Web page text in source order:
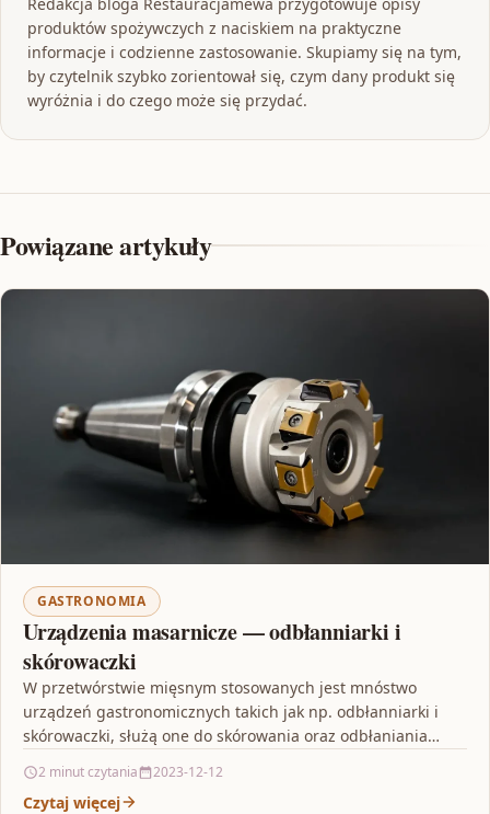
produktów spożywczych z naciskiem na praktyczne
informacje i codzienne zastosowanie. Skupiamy się na tym,
by czytelnik szybko zorientował się, czym dany produkt się
wyróżnia i do czego może się przydać.
Powiązane artykuły
GASTRONOMIA
Urządzenia masarnicze — odbłanniarki i
skórowaczki
W przetwórstwie mięsnym stosowanych jest mnóstwo
urządzeń gastronomicznych takich jak np. odbłanniarki i
skórowaczki, służą one do skórowania oraz odbłaniania
2 minut czytania 2023-12-12
Czytaj więcej